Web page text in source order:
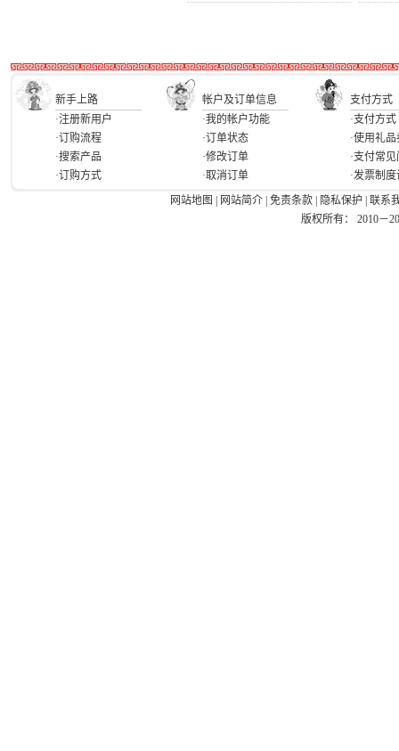
新手上路 帐户及订单信息
支付方式
·注册新用户
·订购流程
·搜索产品
·订购方式
·我的帐户功能
·订单状态
·修改订单
·取消订单
·支付方式
·使用礼品
·支付常
·发票制
网站地图
网站简介 免责条款 隐私保护
联系
版权所有： 2010－